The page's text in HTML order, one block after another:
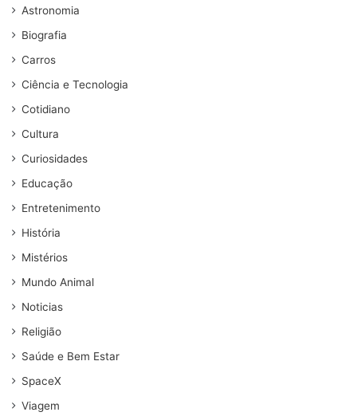
Astronomia
Biografia
Carros
Ciência e Tecnologia
Cotidiano
Cultura
Curiosidades
Educação
Entretenimento
História
Mistérios
Mundo Animal
Noticias
Religião
Saúde e Bem Estar
SpaceX
Viagem